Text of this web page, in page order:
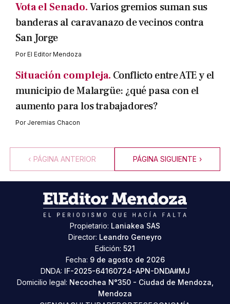
Vota el Senado.Varios gremios suman sus
banderas al caravanazo de vecinos contra
San Jorge
PorEl Editor Mendoza
Situación compleja. Conflicto entre ATE y el
municipio de Malargüe: ¿qué pasa con el
aumento para los trabajadores?
Por Jeremias Chacon
‹ PÁGINA ANTERIOR PÁGINA SIGUIENTE ›
Propietario: Laniakea SAS
Director: Leandro Geneyro
Edición: 521
Fecha: 9 de agosto de 2026
DNDA: IF-2025-64160724-APN-DNDA#MJ
Domicilio legal: Necochea N°350 - Ciudad de Mendoza,
Mendoza